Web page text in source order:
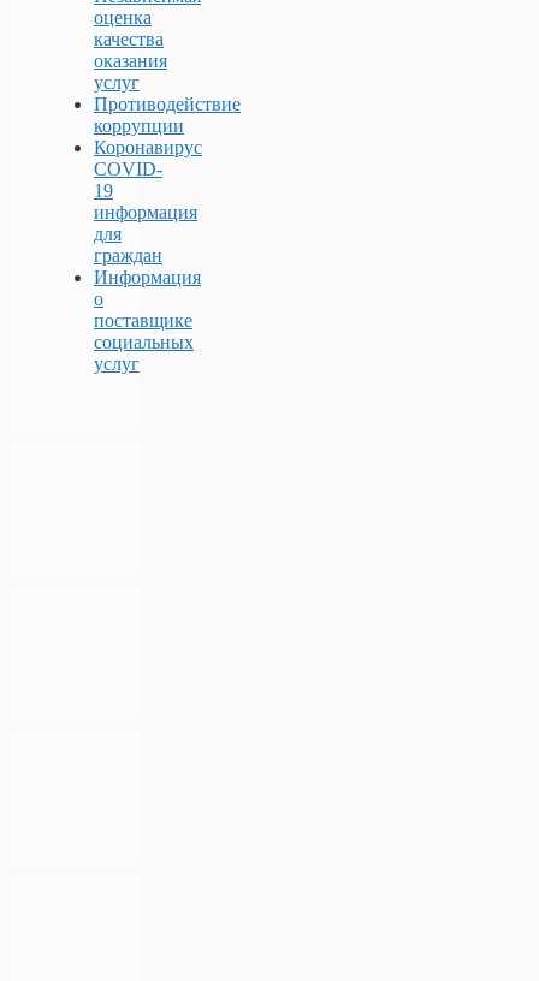
оценка
качества
оказания
услуг
Противодействие
коррупции
Коронавирус
COVID-
19
информация
для
граждан
Информация
о
поставщике
социальных
услуг